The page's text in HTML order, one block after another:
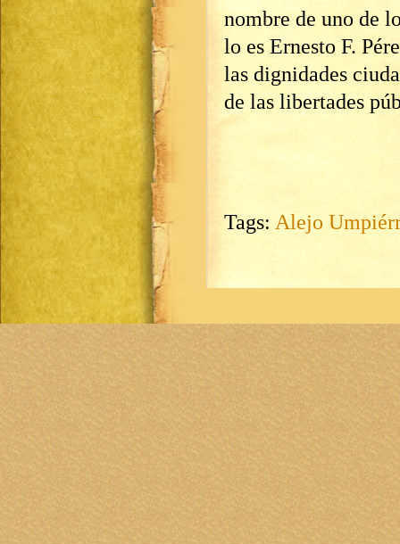
nombre de uno de
lo es Ernesto F.
las dignidades
de las libertades
Tags: Alejo